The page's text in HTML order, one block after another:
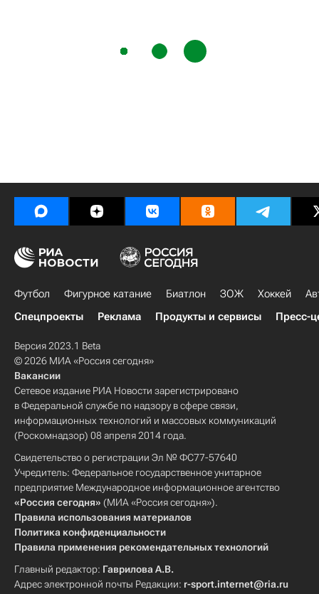
Футбол Фигурное катание Биатлон ЗОЖ Хоккей
Спецпроекты
Реклама Продукты и сервисы Пресс-
Версия 2023.1 Beta
© 2026 МИА «Россия сегодня»
Вакансии
Сетевое издание РИА Новости зарегистрировано
в Федеральной службе по надзору в сфере связи,
информационных технологий и массовых коммуникаций
(Роскомнадзор) 08 апреля 2014 года.
Свидетельство о регистрации Эл № ФС77-57640
Учредитель: Федеральное государственное унитарное
предприятие Международное информационное агентство
«Россия сегодня» (МИА «Россия сегодня»).
Правила использования материалов
Политика конфиденциальности
Правила применения рекомендательных технологий
Главный редактор: Гаврилова А.В.
Адрес электронной почты Редакции: r-sport.internet@ria.ru